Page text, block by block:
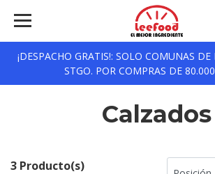
¡DESPACHO GRATIS!: SOLO COMUNAS
STGO. POR COMPRAS DE
Calzados
3 Producto(s)